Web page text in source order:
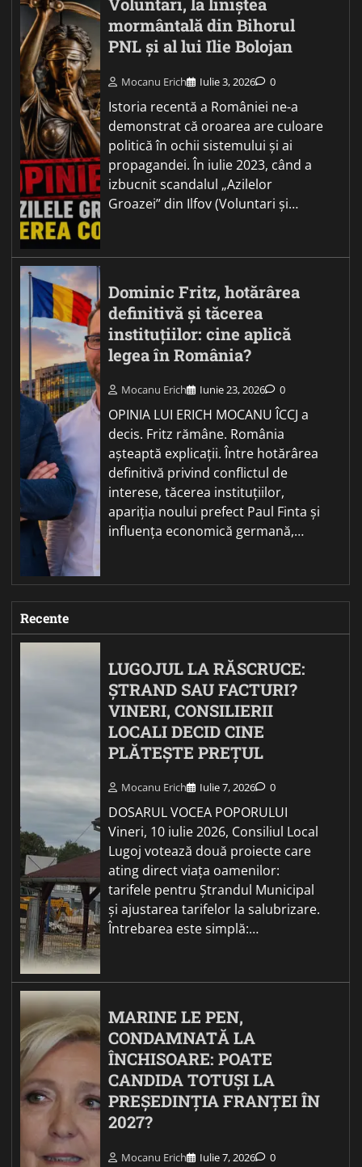
Voluntari, la liniștea
mormântală din Bihorul
PNL și al lui Ilie Bolojan
Mocanu Erich Iulie 3, 2026 0
Istoria recentă a României ne-a
demonstrat că oroarea are culoare
politică în ochii sistemului și ai
propagandei. În iulie 2023, când a
izbucnit scandalul „Azilelor
Groazei” din Ilfov (Voluntari și…
Dominic Fritz, hotărârea
definitivă și tăcerea
instituțiilor: cine aplică
legea în România?
Mocanu Erich Iunie 23, 2026 0
OPINIA LUI ERICH MOCANU ÎCCJ a
decis. Fritz rămâne. România
așteaptă explicații. Între hotărârea
definitivă privind conflictul de
interese, tăcerea instituțiilor,
apariția noului prefect Paul Finta și
influența economică germană,…
Recente
LUGOJUL LA RĂSCRUCE:
ȘTRAND SAU FACTURI?
VINERI, CONSILIERII
LOCALI DECID CINE
PLĂTEȘTE PREȚUL
Mocanu Erich Iulie 7, 2026 0
DOSARUL VOCEA POPORULUI
Vineri, 10 iulie 2026, Consiliul Local
Lugoj votează două proiecte care
ating direct viața oamenilor:
tarifele pentru Ștrandul Municipal
și ajustarea tarifelor la salubrizare.
Întrebarea este simplă:…
MARINE LE PEN,
CONDAMNATĂ LA
ÎNCHISOARE: POATE
CANDIDA TOTUȘI LA
PREȘEDINȚIA FRANȚEI ÎN
2027?
Mocanu Erich Iulie 7, 2026 0